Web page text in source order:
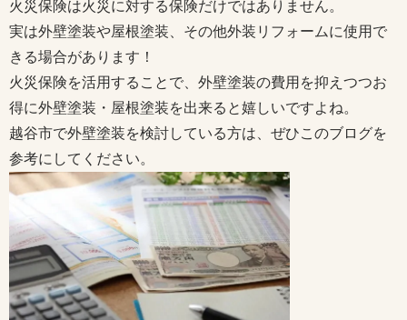
火災保険は火災に対する保険だけではありません。
実は外壁塗装や屋根塗装、その他外装リフォームに使用で
きる場合があります！
火災保険を活用することで、外壁塗装の費用を抑えつつお
得に外壁塗装・屋根塗装を出来ると嬉しいですよね。
越谷市で外壁塗装を検討している方は、ぜひこのブログを
参考にしてください。